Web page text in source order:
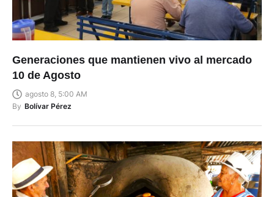
Generaciones que mantienen vivo al mercado
10 de Agosto
agosto 8, 5:00 AM
By Bolívar Pérez